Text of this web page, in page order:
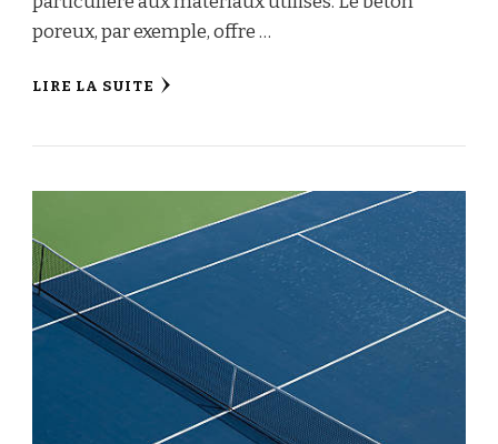
poreux, par exemple, offre …
LIRE LA SUITE